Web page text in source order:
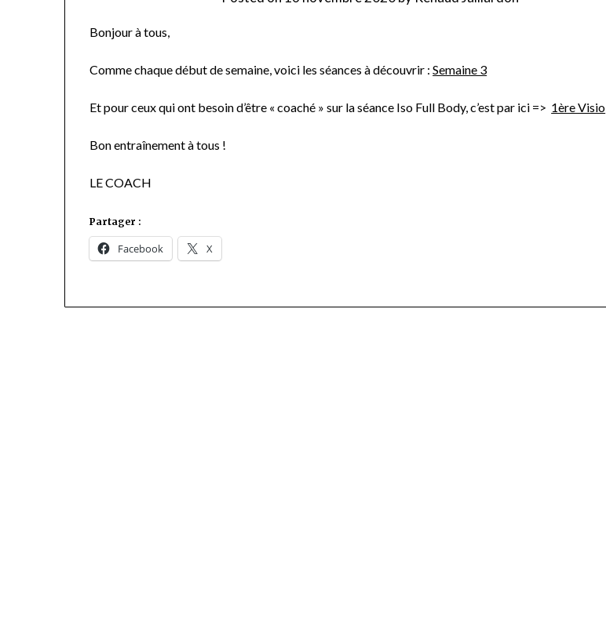
Bonjour à tous,
Comme chaque début de semaine, voici les séances à découvrir :Semaine 3
Et pour ceux qui ont besoin d’être « coaché » sur la séance Iso Full Body, c’est par ici => 1ère Visio
Bon entraînement à tous !
LE COACH
Partager :
Facebook X